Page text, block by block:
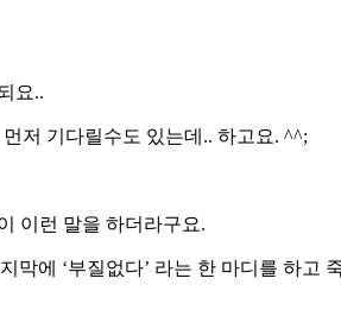
요..
저 기다릴수도 있는데.. 하고요. ^^;
이런 말을 하더라구요.
에 ‘부질없다’ 라는 한 마디를 하고